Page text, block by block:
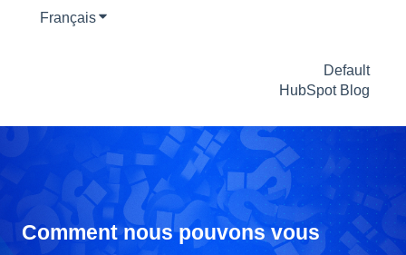
FrançaisAfficher le sous-menu pour les traductions
Default
HubSpot Blog
Comment nous pouvons vous